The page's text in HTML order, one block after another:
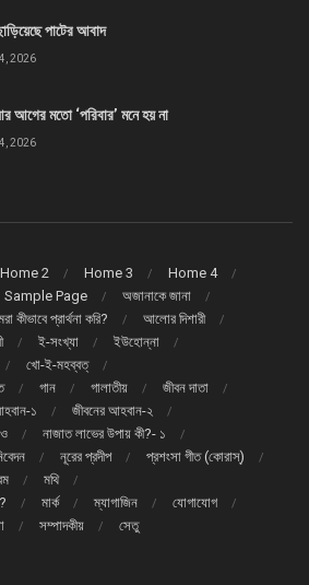
পাটের আবাদ
2026
আগের মতো ‘পরিবার’ মনে হয় না
2026
Home 2 Home 3
Home 4
Sample Page
অজানাকে জানা
কীভাবে প্রার্থনা করি?
আলোর দিশারী
ই-সংখ্যা
ইউহোন্না
খো-ই-মহব্বত্
গান গালাতীয়
জীবন দাতা
১
জীবনের আহবান-২
নাজাত লাভের উপায় কী?- ১
নূরের প্রদীপ
প্রশংসা গীত (কোরাস্)
মথি
মার্ক ম্যাগাজিন
যোগাযোগ
সম্পাদকীয় সেতু